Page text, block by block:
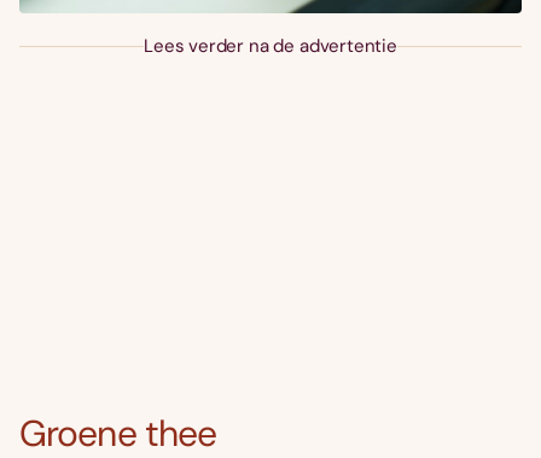
Lees verder na de advertentie
Groene thee